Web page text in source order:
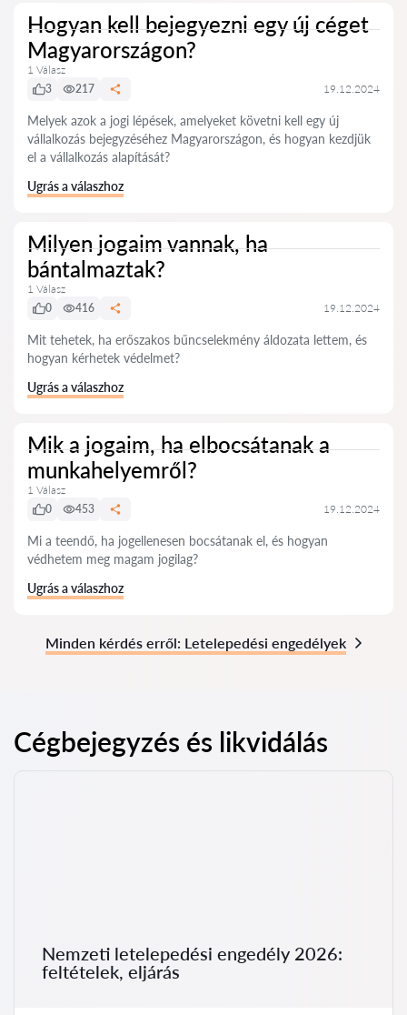
Hogyan kell bejegyezni egy új céget
Magyarországon?
1 Válasz
3
217 19.12.2024
Melyek azok a jogi lépések, amelyeket követni kell egy új
vállalkozás bejegyzéséhez Magyarországon, és hogyan kezdjük
el a vállalkozás alapítását?
Ugrás a válaszhoz
Milyen jogaim vannak, ha
bántalmaztak?
1 Válasz
0
416 19.12.2024
Mit tehetek, ha erőszakos bűncselekmény áldozata lettem, és
hogyan kérhetek védelmet?
Ugrás a válaszhoz
Mik a jogaim, ha elbocsátanak a
munkahelyemről?
1 Válasz
0
453 19.12.2024
Mi a teendő, ha jogellenesen bocsátanak el, és hogyan
védhetem meg magam jogilag?
Ugrás a válaszhoz
Minden kérdés erről: Letelepedési engedélyek
Cégbejegyzés és likvidálás
Nemzeti letelepedési engedély 2026:
feltételek, eljárás